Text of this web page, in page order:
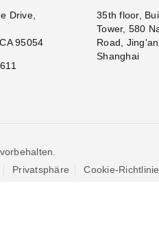
Drive,
95054
35th floor,
Tower, 580
Road,
Shanghai
Privatsphäre Cookie-